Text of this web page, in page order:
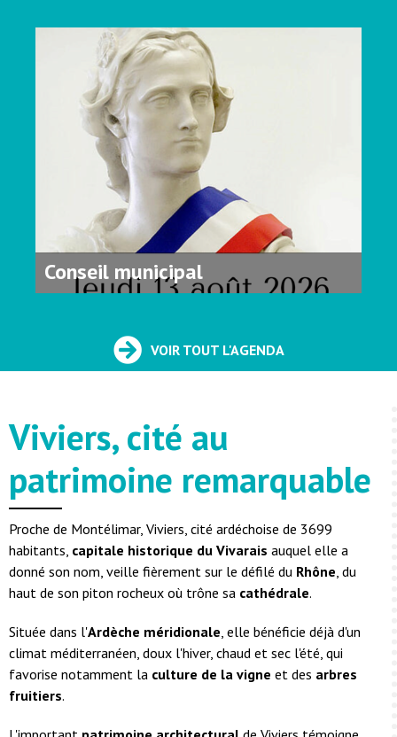
Conseil municipal
VOIR TOUT L'AGENDA
Viviers, cité au
patrimoine remarquable
Proche de Montélimar, Viviers, cité ardéchoise de 3699
habitants, capitale historique du Vivarais auquel elle a
donné son nom, veille fièrement sur le défilé du Rhône, du
haut de son piton rocheux où trône sa cathédrale.
Située dans l'Ardèche méridionale, elle bénéficie déjà d'un
climat méditerranéen, doux l'hiver, chaud et sec l'été, qui
favorise notamment la culture de la vigne et des arbres
fruitiers.